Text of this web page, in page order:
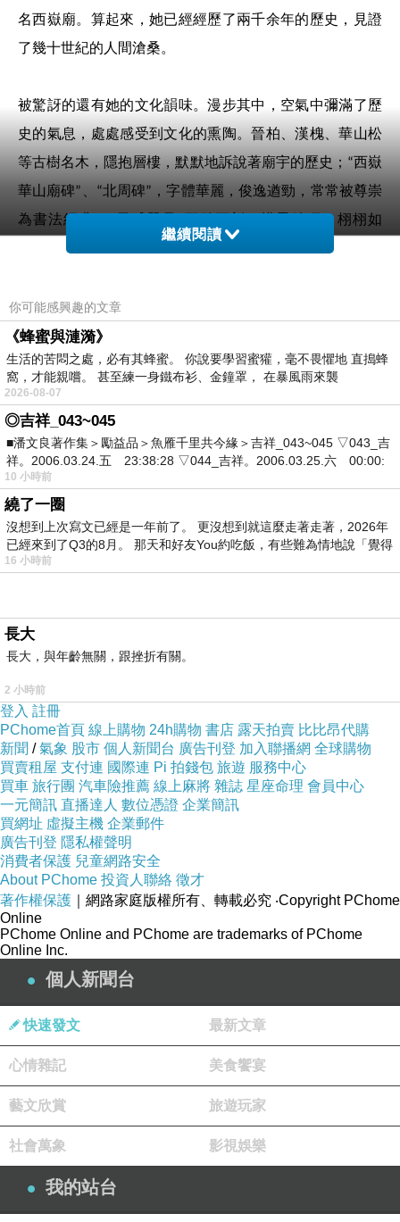
名西嶽廟。算起來，她已經經歷了兩千余年的歷史，見證
了幾十世紀的人間滄桑。
被驚訝的還有她的文化韻味。漫步其中，空氣中彌滿了歷
史的氣息，處處感受到文化的熏陶。晉柏、漢槐、華山松
等古樹名木，隱抱層樓，默默地訴說著廟宇的歷史； “西嶽
華山廟碑” “北周碑” ，字體華麗，俊逸遒勁，常常被尊崇
為書法經典；
石雕石刻，構思精巧，栩栩如
生，堪稱石雕精品；康熙、乾隆、同治、慈禧多位皇帝曾
雪映燈、寶蓮燈等民間傳說，更加豐富了西嶽廟的文化內
涵。
西嶽廟是華山神廟，是歷代帝王祭祀山神的要地。五嶽立
地通天，方便上蒼聆聽民聲，因此，
愛力 超級希愛力 艾力達 犀利士5mg tadarise 液態
威而鋼
華山巡遊、祭拜。
照理，祭山拜神，登臨峰頂，方顯誠意，也方便上蒼聽清
下建廟，請神下山，到了廟就等於上了山，這是古人的壹
種變通，壹種偷懶的智慧。
對這種“智慧”，我們會心壹笑，不便過多仿照。
上一篇：鹹陽古渡
下一篇：閑逛四海唐人街
繼續閱讀
你可能感興趣的文章
《蜂蜜與漣漪》
生活的苦悶之處，必有其蜂蜜。 你說要學習蜜獾，毫不畏懼地 直搗蜂
窩，才能親嚐。 甚至練一身鐵布衫、金鐘罩， 在暴風雨來襲
2026-08-07
◎吉祥_043~045
■潘文良著作集＞勵益品＞魚雁千里共今緣＞吉祥_043~045 ▽043_吉
祥。2006.03.24.五 23:38:28 ▽044_吉祥。2006.03.25.六 00:00:
10 小時前
繞了一圈
沒想到上次寫文已經是一年前了。 更沒想到就這麼走著走著，2026年
已經來到了Q3的8月。 那天和好友You約吃飯，有些難為情地說「覺得
16 小時前
長大
長大，與年齡無關，跟挫折有關。
2 小時前
登入 註冊
PChome首頁 線上購物 24h購物 書店 露天拍賣 比比昂代購
新聞 /氣象 股市 個人新聞台 廣告刊登 加入聯播網 全球購物
買賣租屋 支付連 國際連 Pi 拍錢包 旅遊 服務中心
買車 旅行團 汽車險推薦 線上麻將 雜誌 星座命理 會員中心
一元簡訊 直播達人 數位憑證 企業簡訊
買網址 虛擬主機 企業郵件
廣告刊登 隱私權聲明
消費者保護 兒童網路安全
About PChome 投資人聯絡 徵才
著作權保護 ｜網路家庭版權所有、轉載必究 ‧Copyright PChome
Online
PChome Online and PChome are trademarks of PChome
Online Inc.
個人新聞台
快速發文 最新文章
心情雜記 美食饗宴
藝文欣賞 旅遊玩家
社會萬象 影視娛樂
我的站台